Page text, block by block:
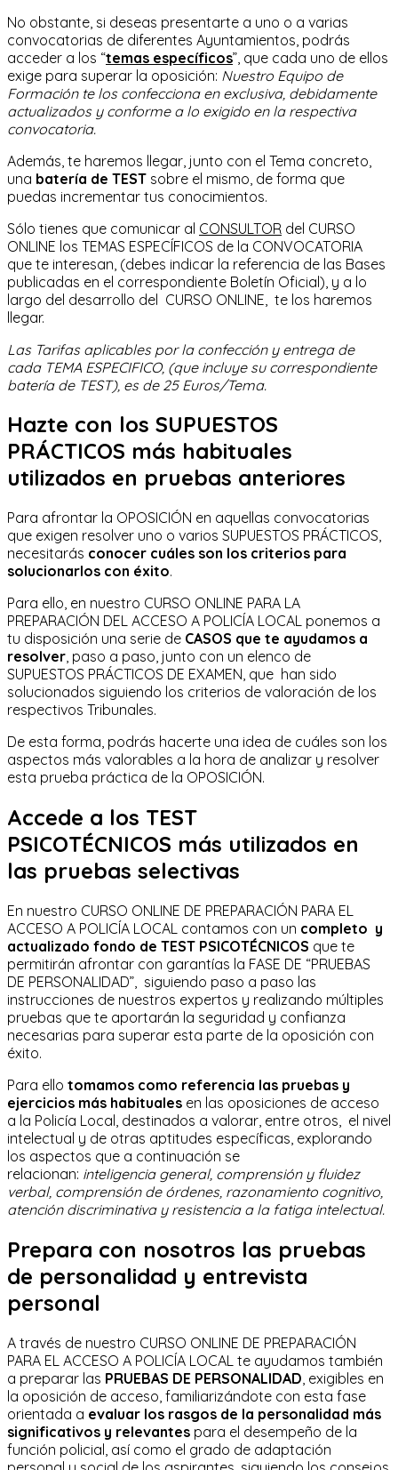
No obstante, si deseas presentarte a uno o a varias
convocatorias de diferentes Ayuntamientos, podrás
acceder a los “temas específicos”, que cada uno de ellos
exige para superar la oposición: Nuestro Equipo de
Formación te los confecciona en exclusiva, debidamente
actualizados y conforme a lo exigido en la respectiva
convocatoria.
Además, te haremos llegar, junto con el Tema concreto,
una batería de TEST sobre el mismo, de forma que
puedas incrementar tus conocimientos.
Sólo tienes que comunicar al CONSULTOR del CURSO
ONLINE los TEMAS ESPECÍFICOS de la CONVOCATORIA
que te interesan, (debes indicar la referencia de las Bases
publicadas en el correspondiente Boletín Oficial), y a lo
largo del desarrollo del CURSO ONLINE, te los haremos
llegar.
Las Tarifas aplicables por la confección y entrega de
cada TEMA ESPECIFICO, (que incluye su correspondiente
batería de TEST), es de 25 Euros/Tema.
Hazte con los SUPUESTOS
PRÁCTICOS más habituales
utilizados en pruebas anteriores
Para afrontar la OPOSICIÓN en aquellas convocatorias
que exigen resolver uno o varios SUPUESTOS PRÁCTICOS,
necesitarás conocer cuáles son los criterios para
solucionarlos con éxito.
Para ello, en nuestro CURSO ONLINE PARA LA
PREPARACIÓN DEL ACCESO A POLICÍA LOCAL ponemos a
tu disposición una serie de CASOS que te ayudamos a
resolver, paso a paso, junto con un elenco de
SUPUESTOS PRÁCTICOS DE EXAMEN, que han sido
solucionados siguiendo los criterios de valoración de los
respectivos Tribunales.
De esta forma, podrás hacerte una idea de cuáles son los
aspectos más valorables a la hora de analizar y resolver
esta prueba práctica de la OPOSICIÓN.
Accede a los TEST
PSICOTÉCNICOS más utilizados en
las pruebas selectivas
En nuestro CURSO ONLINE DE PREPARACIÓN PARA EL
ACCESO A POLICÍA LOCAL contamos con un completo y
actualizado fondo de TEST PSICOTÉCNICOS que te
permitirán afrontar con garantías la FASE DE “PRUEBAS
DE PERSONALIDAD”, siguiendo paso a paso las
instrucciones de nuestros expertos y realizando múltiples
pruebas que te aportarán la seguridad y confianza
necesarias para superar esta parte de la oposición con
éxito.
Para ello tomamos como referencia las pruebas y
ejercicios más habituales en las oposiciones de acceso
a la Policía Local, destinados a valorar, entre otros, el nivel
intelectual y de otras aptitudes específicas, explorando
los aspectos que a continuación se
relacionan: inteligencia general, comprensión y fluidez
verbal, comprensión de órdenes, razonamiento cognitivo,
atención discriminativa y resistencia a la fatiga intelectual.
Prepara con nosotros las pruebas
de personalidad y entrevista
personal
A través de nuestro CURSO ONLINE DE PREPARACIÓN
PARA EL ACCESO A POLICÍA LOCAL te ayudamos también
a preparar las PRUEBAS DE PERSONALIDAD , exigibles en
la oposición de acceso, familiarizándote con esta fase
orientada a evaluar los rasgos de la personalidad más
significativos y relevantes para el desempeño de la
función policial, así como el grado de adaptación